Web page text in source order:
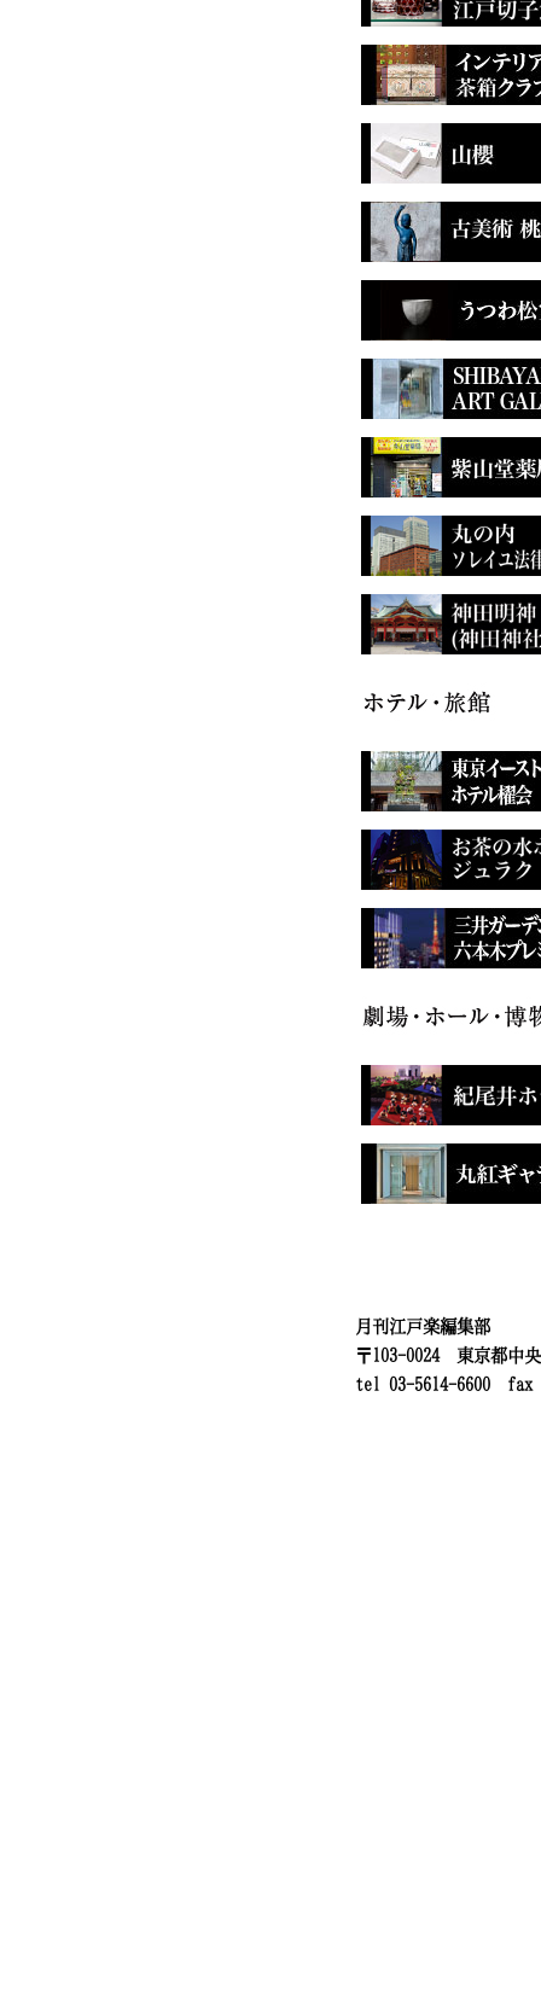
月刊江戸楽編集部
〒103-0024 東京都中
tel 03-5614-6600 fax